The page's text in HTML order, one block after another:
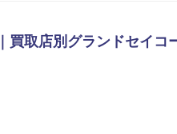
買取店別グランドセイコ